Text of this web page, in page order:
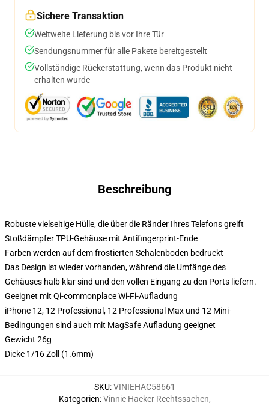
Sichere Transaktion
Weltweite Lieferung bis vor Ihre Tür
Sendungsnummer für alle Pakete bereitgestellt
Vollständige Rückerstattung, wenn das Produkt nicht
erhalten wurde
Beschreibung
Robuste vielseitige Hülle, die über die Ränder Ihres Telefons greift
Stoßdämpfer TPU-Gehäuse mit Antifingerprint-Ende
Farben werden auf dem frostierten Schalenboden bedruckt
Das Design ist wieder vorhanden, während die Umfänge des
Gehäuses halb klar sind und den vollen Eingang zu den Ports liefern.
Geeignet mit Qi-commonplace Wi-Fi-Aufladung
iPhone 12, 12 Professional, 12 Professional Max und 12 Mini-
Bedingungen sind auch mit MagSafe Aufladung geeignet
Gewicht 26g
Dicke 1/16 Zoll (1.6mm)
SKU:VINIEHAC58661
Kategorien:Vinnie Hacker Rechtssachen,